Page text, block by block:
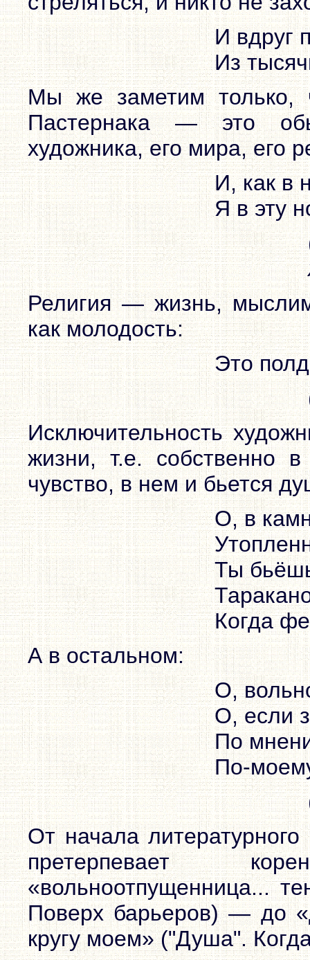
И вдруг
Из
Мы же заметим только,
Пастернака — это
художника, его мира, его
И, как в
Я в эту
Религия — жизнь,
как молодость:
Это
Исключительность
жизни, т.е. собственно
чувство, в нем и бьется
О, в
Ты
Когда
А в остальном:
О,
О, если
По
По-
От начала
претерпевает
«вольноотпущенница...
Поверх барьеров) — до
кругу моем» ("Душа".